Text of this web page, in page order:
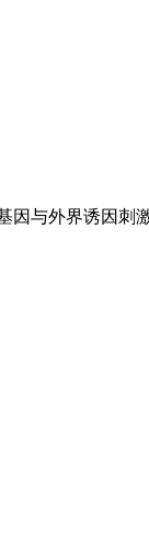
与外界诱因刺